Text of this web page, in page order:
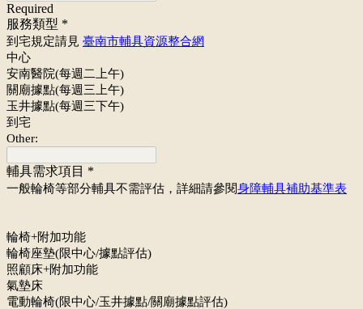
Required
服務類型 *
到宅規定請見 臺南市輔具資源整合網
中心
安南醫院(每週二上午)
關廟據點(每週三上午)
玉井據點(每週三下午)
到宅
Other:
輔具需求項目 *
一般輪椅等部分輔具不需評估，詳細請參閱身障輔具補助基準表
輪椅+附加功能
輪椅座墊(限中心/據點評估)
照顧床+附加功能
氣墊床
電動輪椅(限中心/玉井據點/關廟據點評估)